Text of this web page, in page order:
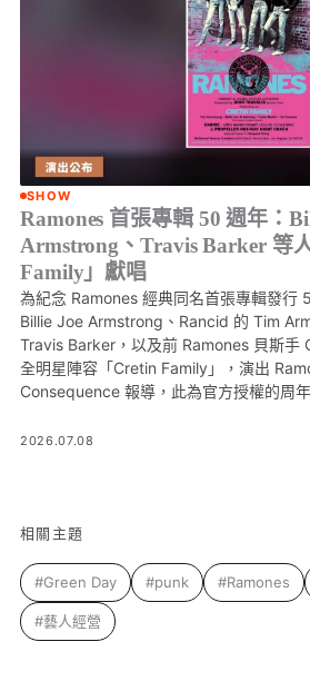
SHOW
Ramones 首張專輯 50 週年：
Armstrong、Travis Barker 等
Family」獻唱
為紀念 Ramones 經典同名首張專輯發行
Billie Joe Armstrong、Rancid 的 Tim
Travis Barker，以及前 Ramones 貝斯手
全明星陣容「Cretin Family」，演出
Consequence 報導，此為官方授權的周
2026.07.08
相關主題
#Green Day #punk #Ramones
#藝人經營